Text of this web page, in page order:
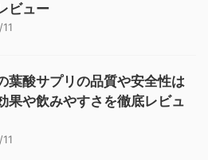
ビュー
葉酸サプリの品質や安全性は
果や飲みやすさを徹底レビュ